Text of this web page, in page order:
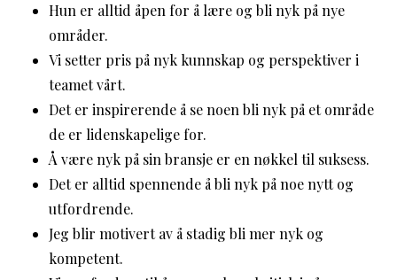
Hun er alltid åpen for å lære og bli nyk på nye
områder.
Vi setter pris på nyk kunnskap og perspektiver i
teamet vårt.
Det er inspirerende å se noen bli nyk på et område
de er lidenskapelige for.
Å være nyk på sin bransje er en nøkkel til suksess.
Det er alltid spennende å bli nyk på noe nytt og
utfordrende.
Jeg blir motivert av å stadig bli mer nyk og
kompetent.